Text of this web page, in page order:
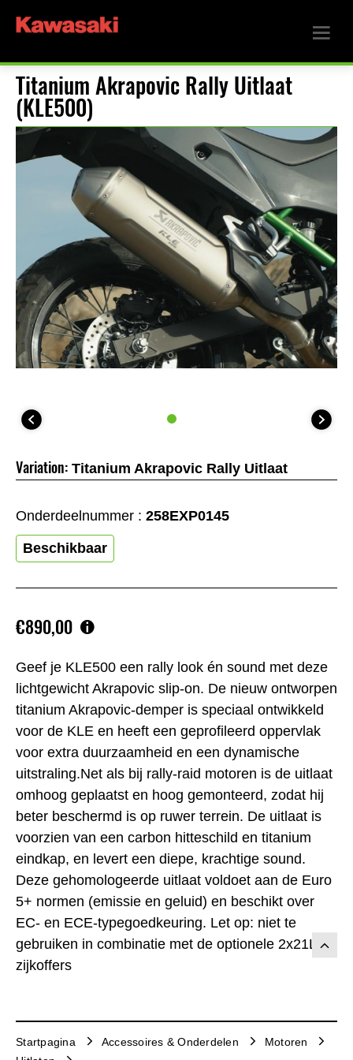
Titanium Akrapovic Rally Uitlaat
(KLE500)
Geef je KLE500 een rally look én sound met deze
lichtgewicht Akrapovic slip-on. De nieuw ontworpen
titanium Akrapovic-demper is speciaal ontwikkeld
voor de KLE en heeft een geprofileerd oppervlak
voor extra duurzaamheid en een dynamische
uitstraling.Net als bij rally-raid motoren is de uitlaat
omhoog geplaatst en hoog gemonteerd, zodat hij
beter beschermd is op ruwer terrein. De uitlaat is
voorzien van een carbon hitteschild en titanium
eindkap, en levert een diepe, krachtige sound.
Deze gehomologeerde uitlaat voldoet aan de Euro
5+ normen (emissie en geluid) en beschikt over
EC- en ECE-typegoedkeuring. Let op: niet te
gebruiken in combinatie met de optionele 2x21L
zijkoffers
€890,00
Variation: Titanium Akrapovic Rally Uitlaat
Onderdeelnummer : 258EXP0145
Beschikbaar
Startpagina Accessoires & Onderdelen
Motoren